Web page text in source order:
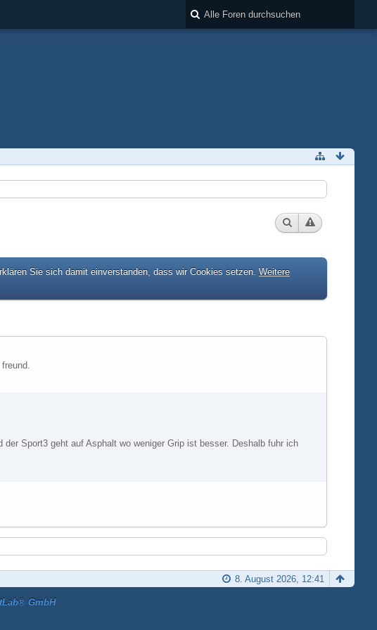
Sie sich damit einverstanden, dass wir Cookies setzen. Weitere
Sport3 geht auf Asphalt wo weniger Grip ist besser. Deshalb fuhr ich
8. August 2026, 12:41
GmbH